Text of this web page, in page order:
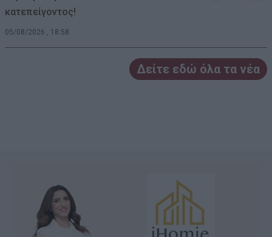
κατεπείγοντος!
05/08/2026 , 18:58
Δείτε εδώ όλα τα νέα